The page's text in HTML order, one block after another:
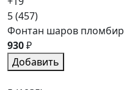
5(457)
Фонтан шаров пломбир
930₽
Добавить